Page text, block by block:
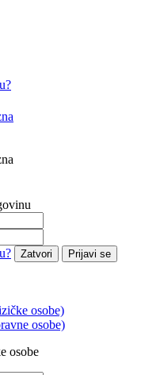
Zatvori Prijavi se
osobe)
osobe)
osobe